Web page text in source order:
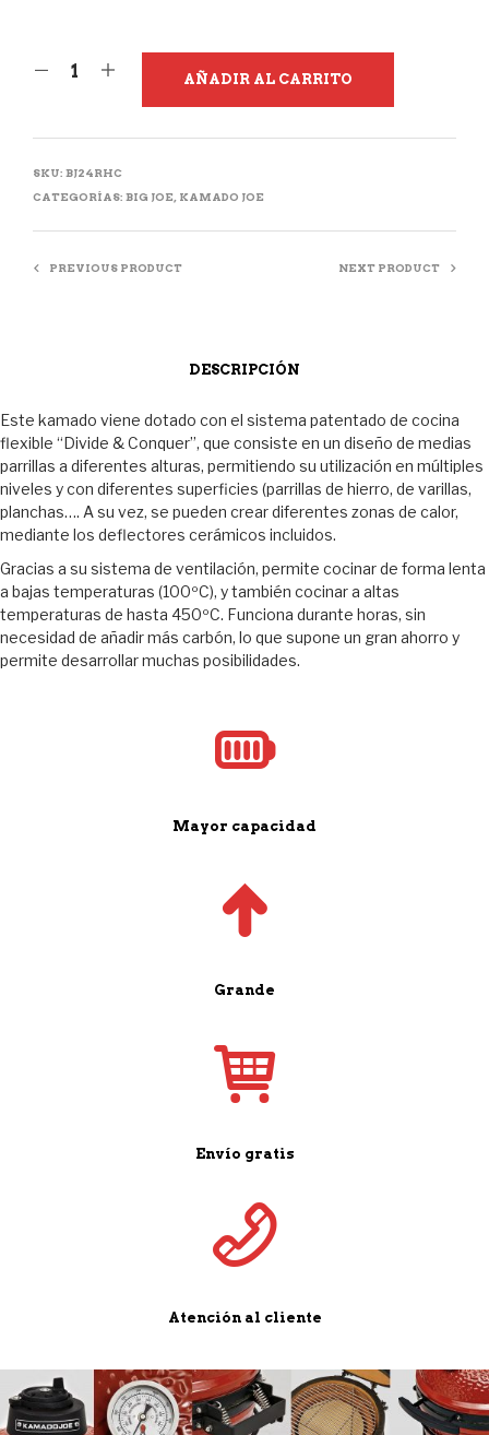
AÑADIR AL CARRITO
SKU: BJ24RHC
CATEGORÍAS: BIG JOE KAMADO JOE
PREVIOUS PRODUCT NEXT PRODUCT
DESCRIPCIÓN
Este kamado viene dotado con el sistema patentado de cocina
flexible “Divide & Conquer”, que consiste en un diseño de medias
parrillas a diferentes alturas, permitiendo su utilización en múltiples
niveles y con diferentes superficies (parrillas de hierro, de varillas,
planchas…. A su vez, se pueden crear diferentes zonas de calor,
mediante los deflectores cerámicos incluidos.
Gracias a su sistema de ventilación, permite cocinar de forma lenta
a bajas temperaturas (100ºC), y también cocinar a altas
temperaturas de hasta 450ºC. Funciona durante horas, sin
necesidad de añadir más carbón, lo que supone un gran ahorro y
permite desarrollar muchas posibilidades.
Mayor capacidad
Grande
Envío gratis
Atención al cliente